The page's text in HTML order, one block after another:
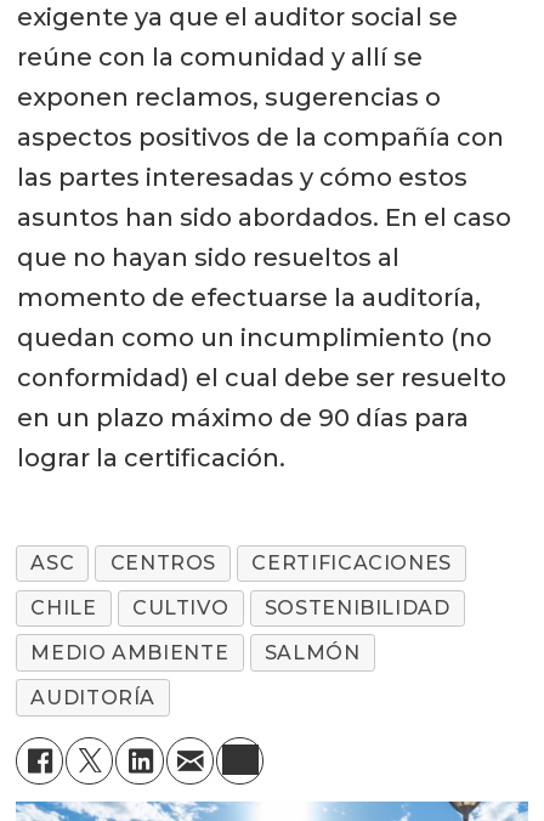
exigente ya que el auditor social se
reúne con la comunidad y allí se
exponen reclamos, sugerencias o
aspectos positivos de la compañía con
las partes interesadas y cómo estos
asuntos han sido abordados. En el caso
que no hayan sido resueltos al
momento de efectuarse la auditoría,
quedan como un incumplimiento (no
conformidad) el cual debe ser resuelto
en un plazo máximo de 90 días para
lograr la certificación.
ASC CENTROS
CERTIFICACIONES
CHILE
CULTIVO
SOSTENIBILIDAD
MEDIO AMBIENTE
SALMÓN
AUDITORÍA